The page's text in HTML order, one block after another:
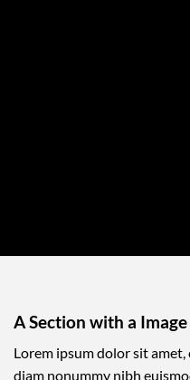
A Section with a
Lorem ipsum dolor sit
diam nonummy nibh